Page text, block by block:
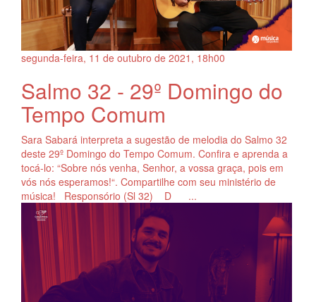
segunda-feira, 11 de outubro de 2021, 18h00
Salmo 32 - 29º Domingo do
Tempo Comum
Sara Sabará interpreta a sugestão de melodia do Salmo 32
deste 29º Domingo do Tempo Comum. Confira e aprenda a
tocá-lo: “Sobre nós venha, Senhor, a vossa graça, pois em
vós nós esperamos!“. Compartilhe com seu ministério de
música! Responsório (Sl 32) D ...